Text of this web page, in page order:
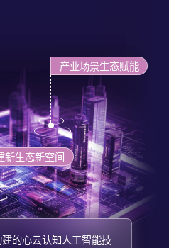
产业场景生态赋能
业、智慧教育为重点领
新生态新空间